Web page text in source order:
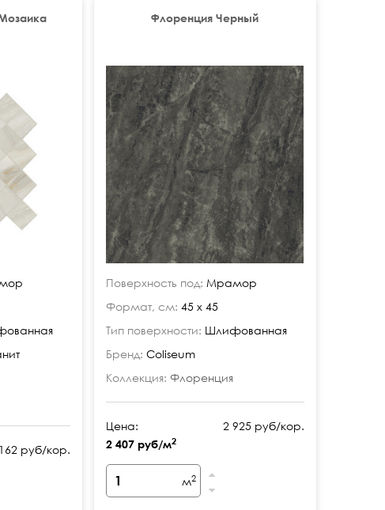
руб/кор.
Флоренция Черный
Поверхность под: Мрамор
Формат, см: 45 x 45
Тип поверхности: Шлифованная
Бренд: Coliseum
Коллекция: Флоренция
Цена:
2 407 руб/м2
2 925 руб/кор.
м2